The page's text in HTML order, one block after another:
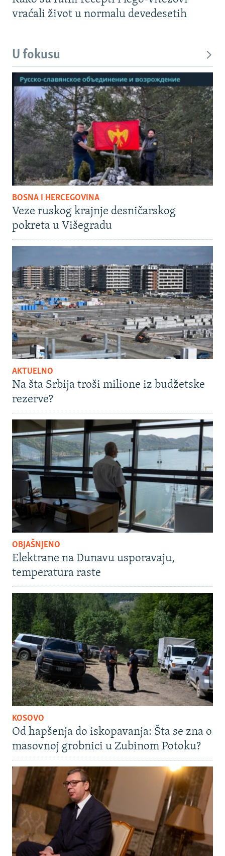
vraćali život u normalu devedesetih
U fokusu
BOSNA I HERCEGOVINA
Veze ruskog krajnje desničarskog
pokreta u Višegradu
AKTUELNO
Na šta Srbija troši milione iz budžetske
rezerve?
OBJAŠNJENO
Elektrane na Dunavu usporavaju,
temperatura raste
KOSOVO
Od hapšenja do iskopavanja: Šta se zna o
masovnoj grobnici u Zubinom Potoku?